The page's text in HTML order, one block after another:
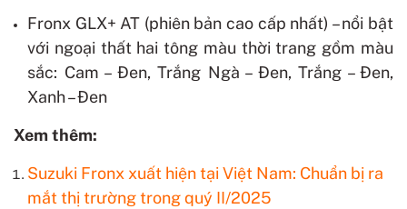
Fronx GLX+ AT (phiên bản cao cấp nhất) – nổi bật
với ngoại thất hai tông màu thời trang gồm màu
sắc: Cam – Đen, Trắng Ngà – Đen, Trắng – Đen,
Xanh – Đen
Xem thêm:
Suzuki Fronx xuất hiện tại Việt Nam: Chuẩn bị ra
mắt thị trường trong quý II/2025​